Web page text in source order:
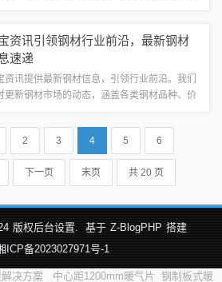
读田学根的杰出成就与广泛影响力。田学...
资讯引领钢材行业前沿，最新钢材
速递
资讯提供最新钢材信息，引领行业前沿。我们
更新钢材市场的动态，涵盖各类钢材品种、价
提供全面、准确、及时的钢材市场信息，帮助
把握市场动态，做出明智的决策。我们始...
2 3 4 5 6
下一页 末页 共 20 页
版权后台设置. 基于 Z-BlogPHP 搭建
ICP备2023027971号-1
决方案 中心距1200mm暖气片 钢制板式暖